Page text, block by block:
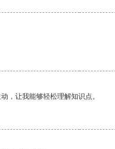
，让我能够轻松理解知识点。